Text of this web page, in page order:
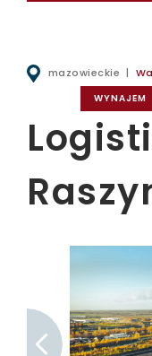
mazowieckie |
WYNAJEM